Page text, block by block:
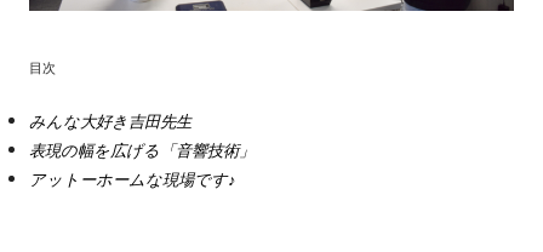
目次
みんな大好き吉田先生
表現の幅を広げる「音響技術」
アットーホームな現場です♪